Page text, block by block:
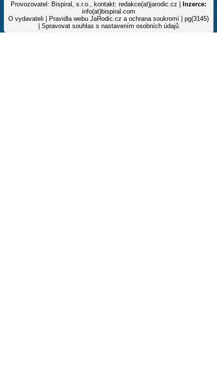
Provozovatel: Bispiral, s.r.o., kontakt: redakce(at)jarodic.cz |
Inzerce:
info(at)bispiral.com
O vydavateli
Pravidla webu JaRodic.cz a ochrana soukromí | pg(3145)
Spravovat souhlas s nastavením osobních údajů